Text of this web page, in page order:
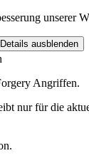
unserer
Details ausblenden
Angriffen.
nur für die